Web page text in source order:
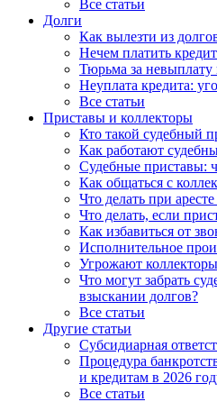
Все статьи
Долги
Как вылезти из
Нечем платить
Тюрьма за невыплату
Неуплата кредита:
Все статьи
Приставы и коллекторы
Кто такой судебный
Как работают
Судебные приставы:
Как общаться с
Что делать при
Что делать, если
Как избавиться от
Исполнительное
Угрожают
Что могут забрать
взыскании долгов?
Все статьи
Другие статьи
Субсидиарная
Процедура
и кредитам в 2026
Все статьи